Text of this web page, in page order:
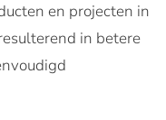
en projecten in
in betere